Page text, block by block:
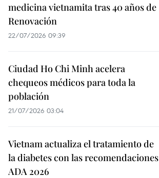
medicina vietnamita tras 40 años de
Renovación
22/07/2026 09:39
Ciudad Ho Chi Minh acelera
chequeos médicos para toda la
población
21/07/2026 03:04
Vietnam actualiza el tratamiento de
la diabetes con las recomendaciones
ADA 2026